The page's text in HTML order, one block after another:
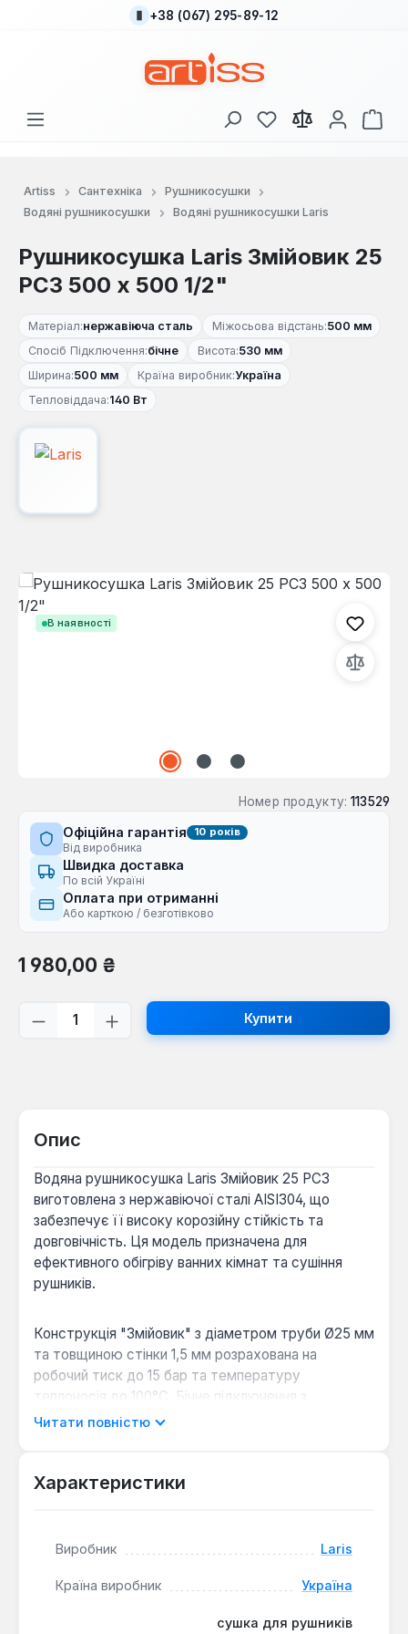
Перейти до основного вмісту
+38 (067) 295-89-12
У вас є 0 у списку
Artiss Сантехніка
Рушникосушки
Водяні рушникосушки
Водяні рушникосушки Laris
Рушникосушка Laris Змійовик 25
РС3 500 х 500 1/2"
Матеріал:нержавіюча сталь Міжосьова відстань:500 мм
Спосіб Підключення:бічне Висота:530 мм
Ширина:500 мм Країна виробник:Україна
Тепловіддача:140 Вт
В наявності
Пропустити галерею зображень
Номер продукту: 113529
Офіційна гарантія 10 років
Від виробника
Швидка доставка
По всій Україні
Оплата при отриманні
Або карткою / безготівково
Звичайна ціна:
1 980,00 ₴
Кількість товару: Введіть потрібну
Купити
Опис
Водяна рушникосушка Laris Змійовик 25 РС3
виготовлена з нержавіючої сталі AISI304, що
забезпечує її високу корозійну стійкість та
довговічність. Ця модель призначена для
ефективного обігріву ванних кімнат та сушіння
рушників.
Конструкція "Змійовик" з діаметром труби Ø25 мм
та товщиною стінки 1,5 мм розрахована на
робочий тиск до 15 бар та температуру
теплоносія до 100°С. Бічне підключення з
внутрішньою різьбою 1/2" спрощує монтаж до
мм за шириною та 530 мм за висотою.
комфортної температури у приміщенні. Виріб
Нержавіюча сталь
Читати повністю
Характеристики
Виробник Laris
Країна виробник Україна
сушка для рушників